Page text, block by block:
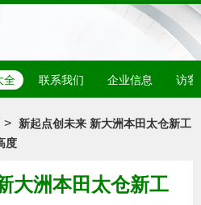
全 联系我们 企业信息 访客
>
新起点创未来 新大洲本田太仓新工
度
大洲本田太仓新工